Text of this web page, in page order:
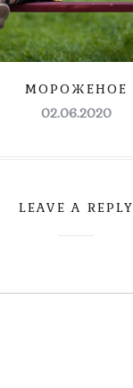
МОРОЖЕНОЕ
02.06.2020
LEAVE A REPLY